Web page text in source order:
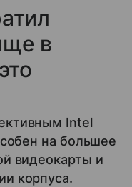
в
Intel
на большее
видеокарты и
корпуса.